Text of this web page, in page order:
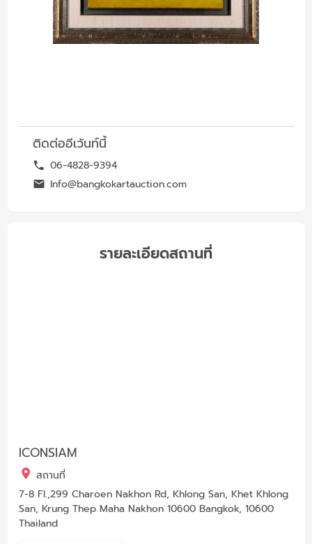
ติดต่ออีเว้นท์นี้
06-4828-9394
Info@bangkokartauction.com
รายละเอียดสถานที่
ICONSIAM
สถานที่
7-8 Fl.,299 Charoen Nakhon Rd, Khlong San, Khet Khlong
San, Krung Thep Maha Nakhon 10600 Bangkok, 10600
Thailand